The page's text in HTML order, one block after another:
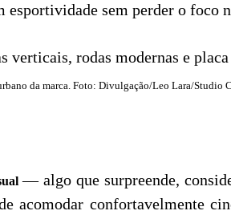
esportividade sem perder o foco
da marca. Foto: Divulgação/Leo Lara/Studio
— algo que surpreende,
acomodar confortavelmente